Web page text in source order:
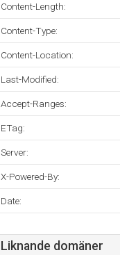
Content-Length:
Content-Type:
Content-Location:
Last-Modified:
Accept-Ranges:
ETag:
Server:
X-Powered-By:
Date:
Liknande domäner